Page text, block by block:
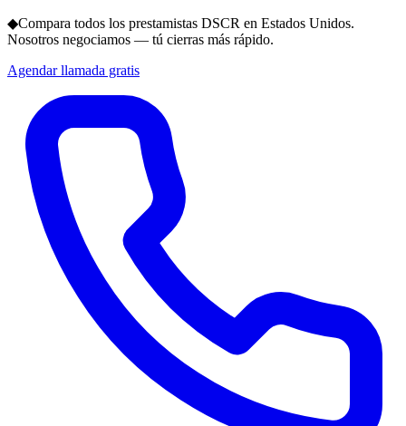
◆Compara todos los prestamistas DSCR en Estados Unidos.
Nosotros negociamos — tú cierras más rápido.
Agendar llamada gratis